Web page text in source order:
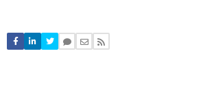
Nie znaleziono komentarzy
swoje komentarze